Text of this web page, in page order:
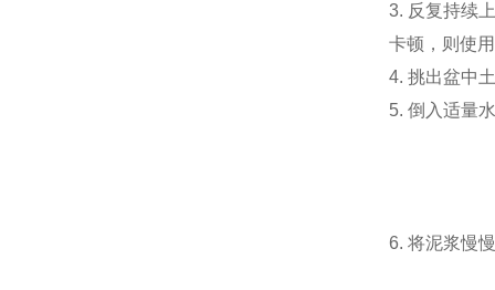
3. 反复持续
卡顿，则使
4. 挑出盆中
5. 倒入适量
6. 将泥浆慢